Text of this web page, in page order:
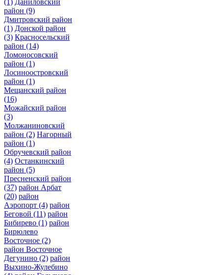
район (9)
Дмитровский район
(1) Донской район
(3) Красносельский
район (14)
Ломоносовский
район (1)
Лосиноостровский
район (1)
Мещанский район
(16)
Можайский район
(3)
Молжаниновский
район (2) Нагорный
район (1)
Обручевский район
(4) Останкинский
район (5)
Пресненский район
(37) район Арбат
(20) район
Аэропорт (4) район
Беговой (11) район
Бибирево (1) район
Бирюлево
Восточное (2)
район Восточное
Дегунино (2) район
Выхино-Жулебино